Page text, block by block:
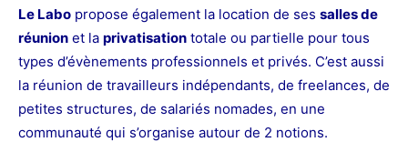
Le Labo propose également la location de ses salles de
réunion et la privatisation totale ou partielle pour tous
types d’évènements professionnels et privés. C’est aussi
la réunion de travailleurs indépendants, de freelances, de
petites structures, de salariés nomades, en une
communauté qui s’organise autour de 2 notions.